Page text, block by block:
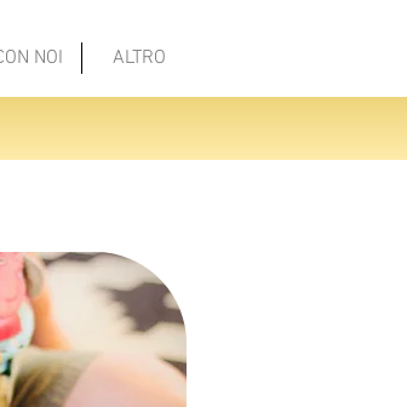
NOI ALTRO